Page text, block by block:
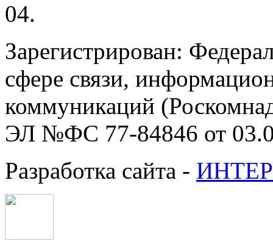
04.
Зарегистрирован:
сфере связи,
коммуникаций
ЭЛ №ФС 77-84846 от
Разработка сайта -